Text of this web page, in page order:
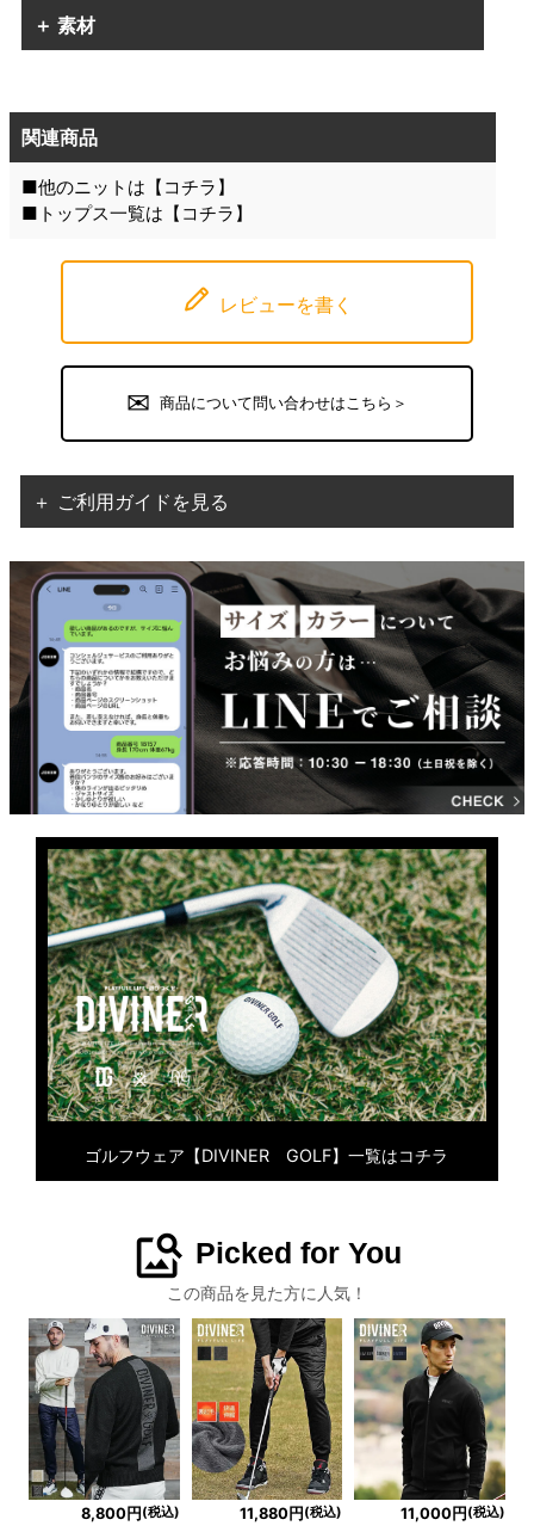
＋ 素材
関連商品
■他のニットは【 コチラ 】
■トップス一覧は【 コチラ 】
レビューを書く
商品について問い合わせはこちら＞
＋ ご利用ガイドを見る
ゴルフウェア【DIVINER GOLF】一覧はコチラ
image_search Picked for You
この商品を見た方に人気！
8,800円 (税込) 11,880円 (税込) 11,000円 (税込)